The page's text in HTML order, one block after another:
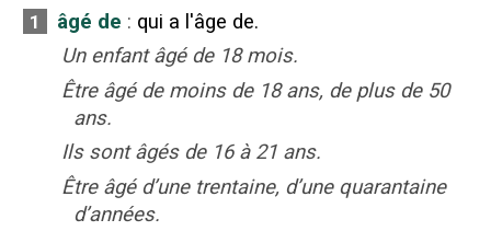
1 âgé de : qui a l'âge de.
Un enfant âgé de 18 mois.
Être âgé de moins de 18 ans, de plus de 50
ans.
Ils sont âgés de 16 à 21 ans.
Être âgé d’une trentaine, d’une quarantaine
d’années.